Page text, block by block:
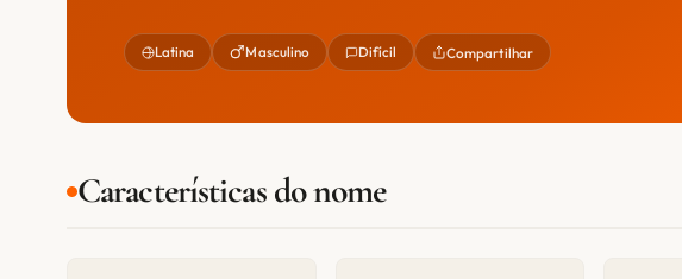
Latina Masculino Difícil Compartilhar
Características do nome